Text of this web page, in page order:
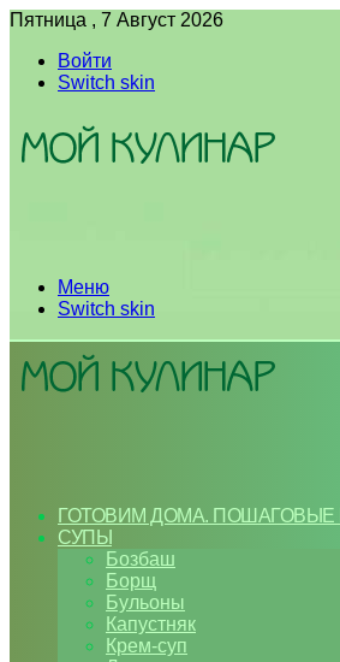
Пятница , 7 Август 2026
Войти
Switch skin
Меню
Switch skin
ГОТОВИМ ДОМА.
СУПЫ
Бозбаш
Борщ
Бульоны
Капустняк
Крем-суп